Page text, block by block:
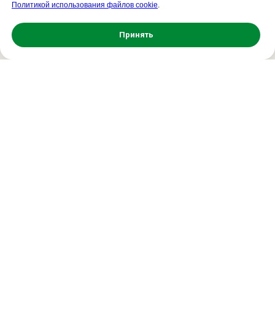
Политикой использования файлов cookie.
ПринятьСвяжитесь с нами!